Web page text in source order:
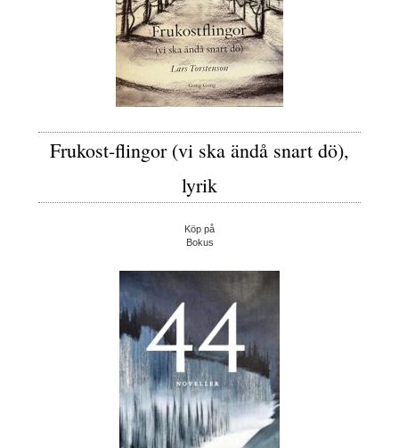
Frukost-flingor (vi ska ändå snart dö),
lyrik
Köp på
Bokus